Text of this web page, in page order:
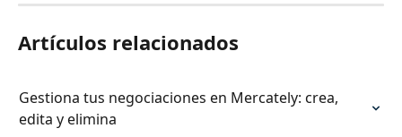
Artículos relacionados
Gestiona tus negociaciones en Mercately: crea,
edita y elimina